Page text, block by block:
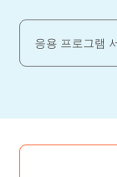
응용 프로그램